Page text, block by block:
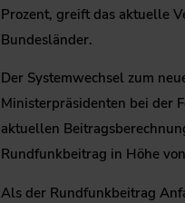
Prozent, greift das aktuelle
Bundesländer.
Der Systemwechsel zum
Ministerpräsidenten bei der
aktuellen
Rundfunkbeitrag in Höhe
Als der Rundfunkbeitrag